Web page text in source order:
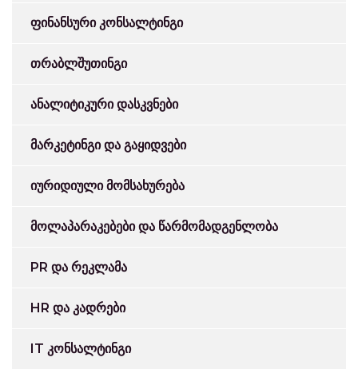
ფინანსური კონსალტინგი
თრაბლშუთინგი
ანალიტიკური დასკვნები
მარკეტინგი და გაყიდვები
იურიდიული მომსახურება
მოლაპარაკებები და წარმომადგენლობა
PR და რეკლამა
HR და კადრები
IT კონსალტინგი